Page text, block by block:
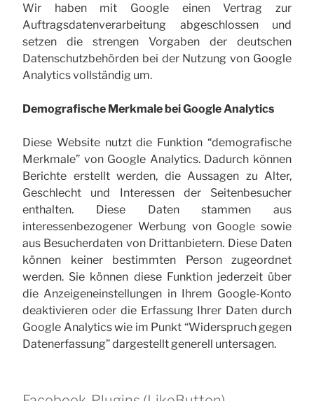
Wir haben mit Google einen Vertrag zur
Auftragsdatenverarbeitung abgeschlossen und
setzen die strengen Vorgaben der deutschen
Datenschutzbehörden bei der Nutzung von Google
Analytics vollständig um.
Demografische Merkmale bei Google Analytics
Diese Website nutzt die Funktion “demografische
Merkmale” von Google Analytics. Dadurch können
Berichte erstellt werden, die Aussagen zu Alter,
Geschlecht und Interessen der Seitenbesucher
enthalten. Diese Daten stammen aus
interessenbezogener Werbung von Google sowie
aus Besucherdaten von Drittanbietern. Diese Daten
können keiner bestimmten Person zugeordnet
werden. Sie können diese Funktion jederzeit über
die Anzeigeneinstellungen in Ihrem Google-Konto
deaktivieren oder die Erfassung Ihrer Daten durch
Google Analytics wie im Punkt “Widerspruch gegen
Datenerfassung” dargestellt generell untersagen.